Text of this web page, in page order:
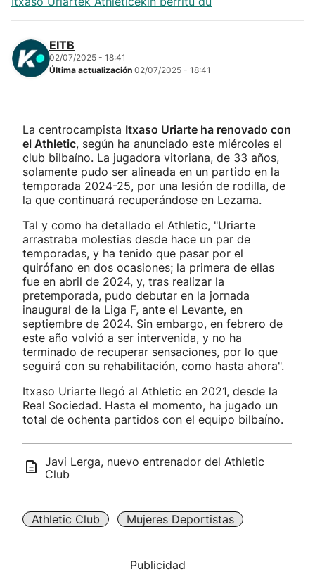
"Helmuga"
EITB
02/07/2025 - 18:41
Última actualización 02/07/2025 - 18:41
La centrocampista Itxaso Uriarte ha renovado con
el Athletic, según ha anunciado este miércoles el
club bilbaíno. La jugadora vitoriana, de 33 años,
solamente pudo ser alineada en un partido en la
temporada 2024-25, por una lesión de rodilla, de
la que continuará recuperándose en Lezama.
Tal y como ha detallado el Athletic, "Uriarte
arrastraba molestias desde hace un par de
temporadas, y ha tenido que pasar por el
quirófano en dos ocasiones; la primera de ellas
fue en abril de 2024, y, tras realizar la
pretemporada, pudo debutar en la jornada
inaugural de la Liga F, ante el Levante, en
septiembre de 2024. Sin embargo, en febrero de
este año volvió a ser intervenida, y no ha
terminado de recuperar sensaciones, por lo que
seguirá con su rehabilitación, como hasta ahora".
Itxaso Uriarte llegó al Athletic en 2021, desde la
Real Sociedad. Hasta el momento, ha jugado un
total de ochenta partidos con el equipo bilbaíno.
Javi Lerga, nuevo entrenador del Athletic
Club
Athletic Club Mujeres Deportistas
Publicidad